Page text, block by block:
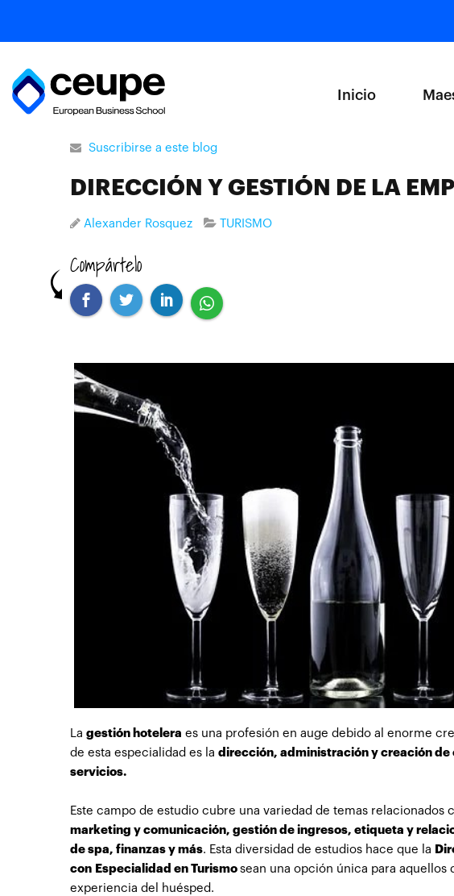
Inicio
Suscribirse a este blog
DIRECCIÓN Y GESTIÓN DE LA
Alexander Rosquez TURISMO
Compártelo
La gestión hotelera es una profesión en auge debido al enorme
de esta especialidad es la dirección, administración y creación
servicios.
Este campo de estudio cubre una variedad de temas relacionados
marketing y comunicación, gestión de ingresos, etiqueta y
de spa, finanzas y más. Esta diversidad de estudios hace que la
con Especialidad en Turismo sean una opción única para
experiencia del huésped.